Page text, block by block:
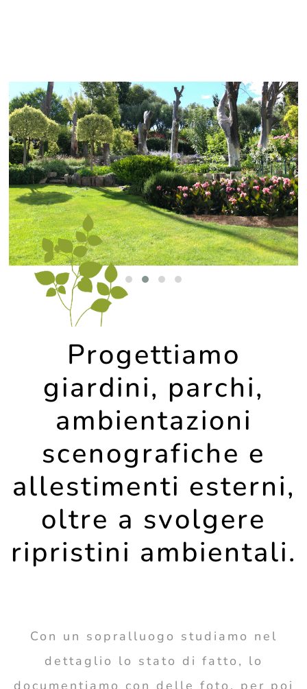
Progettiamo
giardini, parchi,
ambientazioni
scenografiche e
allestimenti esterni,
oltre a svolgere
ripristini ambientali.
Con un sopralluogo studiamo nel
dettaglio lo stato di fatto, lo